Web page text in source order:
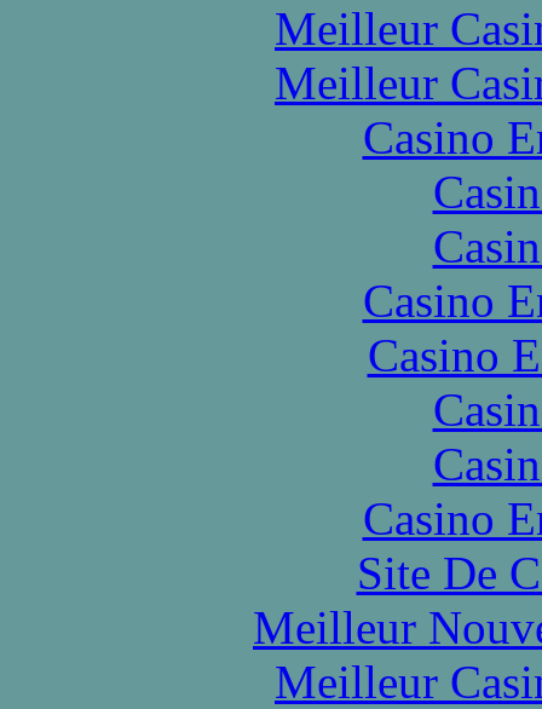
Meilleur
Meilleur
Casino
Casino
Casino
Casino
Site De
Meilleur
Meilleur